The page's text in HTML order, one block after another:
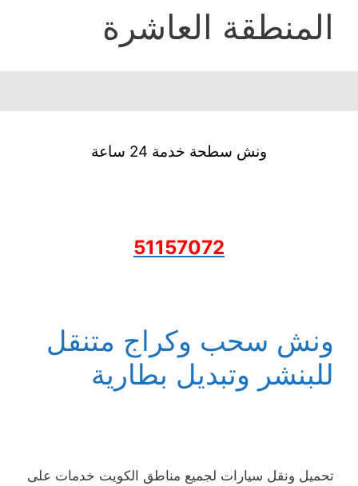
المنطقة العاشرة
ونش سطحة خدمة 24 ساعة
51157072
ونش سحب وكراج متنقل
للبنشر وتبديل بطارية
تحميل ونقل سيارات لجميع مناطق الكويت خدمات على